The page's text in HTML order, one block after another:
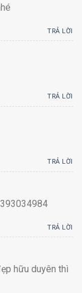
TRẢ LỜI
TRẢ LỜI
TRẢ LỜI
TRẢ LỜI
hữu duyên thì